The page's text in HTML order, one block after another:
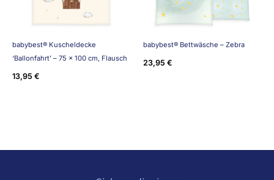
babybest® Kuscheldecke
‘Ballonfahrt’ – 75 x 100 cm, Flausch
13,95 €
babybest® Bettwäsche – Zebra
23,95 €